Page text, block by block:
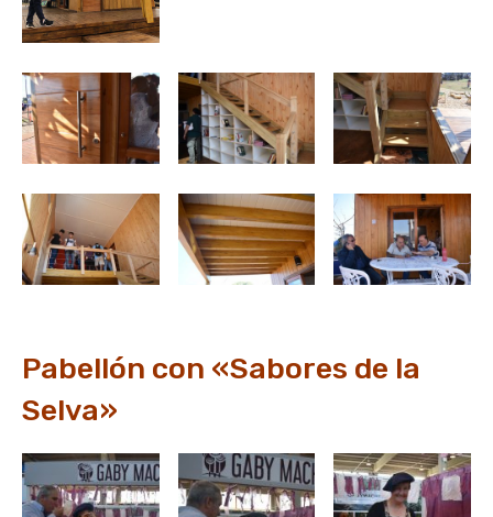
Pabellón con «Sabores de la
Selva»